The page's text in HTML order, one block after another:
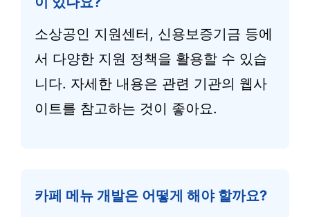
소상공인 지원센터, 신용보증기금 등에
서 다양한 지원 정책을 활용할 수 있습
니다. 자세한 내용은 관련 기관의 웹사
이트를 참고하는 것이 좋아요.
카페 메뉴 개발은 어떻게 해야 할까요?